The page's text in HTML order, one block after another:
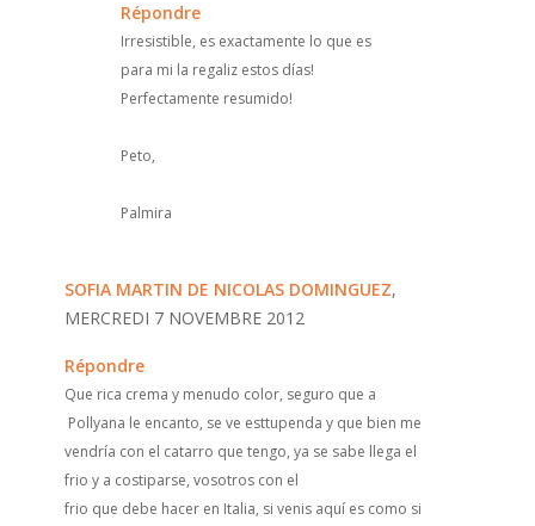
Répondre
Irresistible, es exactamente lo que es
para mi la regaliz estos días!
Perfectamente resumido!
Peto,
Palmira
SOFIA MARTIN DE NICOLAS DOMINGUEZ,
MERCREDI 7 NOVEMBRE 2012
Répondre
Que rica crema y menudo color, seguro que a
Pollyana le encanto, se ve esttupenda y que bien me
vendría con el catarro que tengo, ya se sabe llega el
frio y a costiparse, vosotros con el
frio que debe hacer en Italia, si venis aquí es como si